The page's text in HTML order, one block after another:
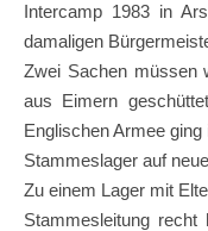
Intercamp 1983 in
damaligen
Zwei Sachen müssen
aus Eimern
Englischen Armee
Stammeslager auf
Zu einem Lager mit
Stammesleitung